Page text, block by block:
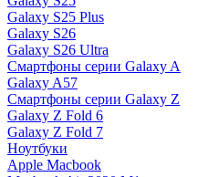
Galaxy S25 Plus
Galaxy S26
Galaxy S26 Ultra
Смартфоны серии Galaxy A
Galaxy A57
Смартфоны серии Galaxy Z
Galaxy Z Fold 6
Galaxy Z Fold 7
Ноутбуки
Apple Macbook